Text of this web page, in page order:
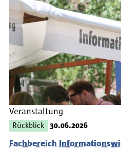
Veranstaltung
Rückblick 30.06.2026
Fachbereich